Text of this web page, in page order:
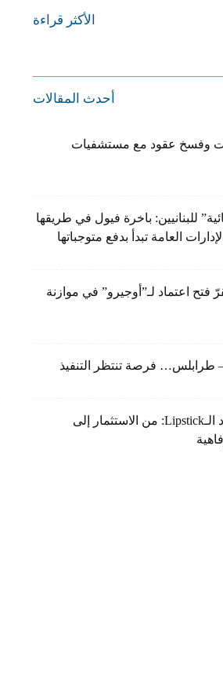
الأكثر قراءة
أحدث المقالات
وفسخ عقود مع مستشفيات
للبنانيين: باخرة فيول في طريقها
العامة تبدأ بدفع متوجباتها
فتح اعتماد لـ”أوجيرو” في موازنة
فرصة تنتظر التنفيذ
لبنان واقتصاد الـLipstick: من الاستثمار إلى